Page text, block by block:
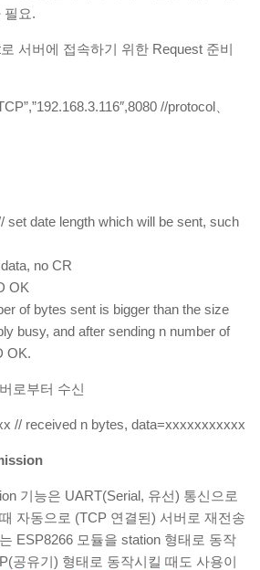
필요.
서버에 접속하기 위한 Request 준비
//protocol、
set date length which will be sent, such
no CR
OK
of bytes sent is bigger than the size
busy, and after sending n number of
OK.
로부터 수신
// received n bytes, data=xxxxxxxxxxx
기능은 UART(Serial, 유선) 통신으로
자동으로 (TCP 연결된) 서버로 재전송
ESP8266 모듈을 station 형태로 동작
공유기) 형태로 동작시킬 때도 사용이